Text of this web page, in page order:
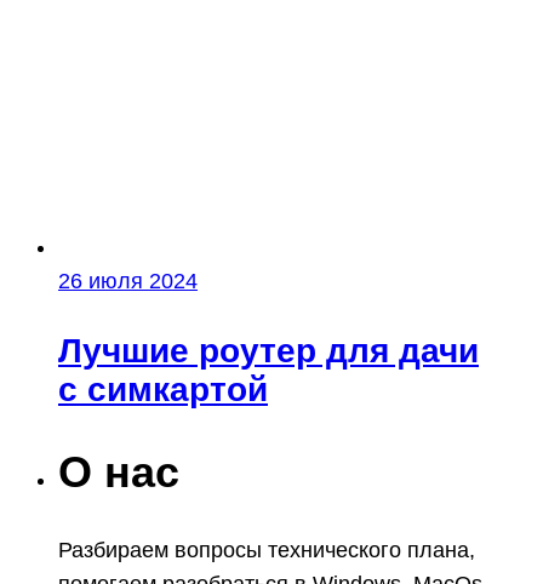
26 июля 2024
Лучшие роутер для дачи
с симкартой
О нас
Разбираем вопросы технического плана,